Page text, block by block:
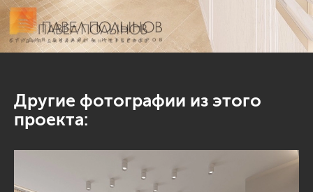
Другие фотографии из этого
проекта: